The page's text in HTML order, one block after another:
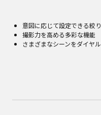
意図に応じて設定できる絞
撮影力を高める多彩な機能
さまざまなシーンをダイヤ